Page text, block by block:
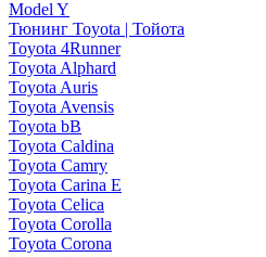
Model Y
Тюнинг Toyota | Тойота
Toyota 4Runner
Toyota Alphard
Toyota Auris
Toyota Avensis
Toyota bB
Toyota Caldina
Toyota Camry
Toyota Carina E
Toyota Celica
Toyota Corolla
Toyota Corona